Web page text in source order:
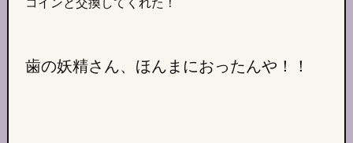
歯の妖精さん、ほんまにおったんや！！